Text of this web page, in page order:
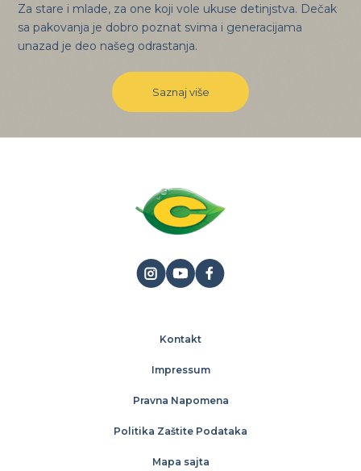
Za stare i mlade, za one koji vole ukuse detinjstva. Dečak
sa pakovanja je dobro poznat svima i generacijama
unazad je deo našeg odrastanja.
Saznaj više
Kontakt
Impressum
Pravna Napomena
Politika Zaštite Podataka
Mapa sajta